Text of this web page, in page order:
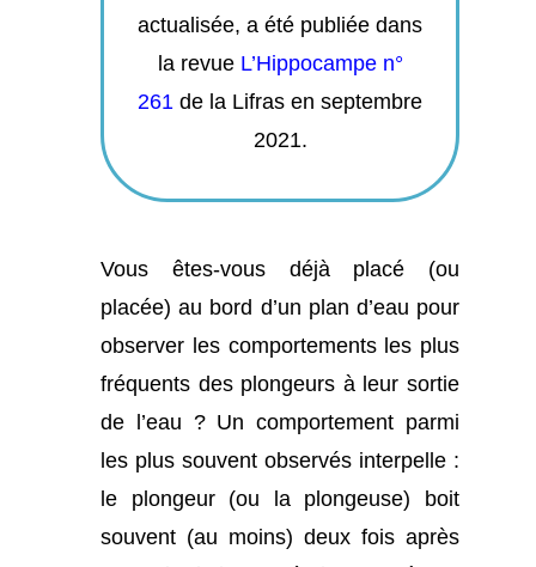
actualisée, a été publiée dans
la revue L’Hippocampe n°
261 de la Lifras en septembre
2021.
Vous êtes-vous déjà placé (ou
placée) au bord d’un plan d’eau pour
observer les comportements les plus
fréquents des plongeurs à leur sortie
de l’eau ? Un comportement parmi
les plus souvent observés interpelle :
le plongeur (ou la plongeuse) boit
souvent (au moins) deux fois après